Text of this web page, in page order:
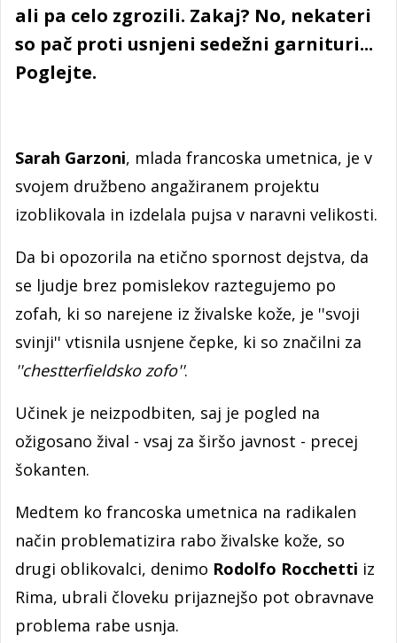
ali pa celo zgrozili. Zakaj? No, nekateri
so pač proti usnjeni sedežni garnituri...
Poglejte.
Sarah Garzoni, mlada francoska umetnica, je v
svojem družbeno angažiranem projektu
izoblikovala in izdelala pujsa v naravni velikosti.
Da bi opozorila na etično spornost dejstva, da
se ljudje brez pomislekov raztegujemo po
zofah, ki so narejene iz živalske kože, je ''svoji
svinji'' vtisnila usnjene čepke, ki so značilni za
''chestterfieldsko zofo''.
Učinek je neizpodbiten, saj je pogled na
ožigosano žival - vsaj za širšo javnost - precej
šokanten.
Medtem ko francoska umetnica na radikalen
način problematizira rabo živalske kože, so
drugi oblikovalci, denimo Rodolfo Rocchetti iz
Rima, ubrali človeku prijaznejšo pot obravnave
problema rabe usnja.